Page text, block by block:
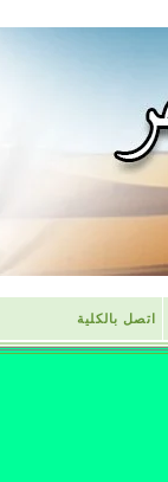
اتصل بالكلية